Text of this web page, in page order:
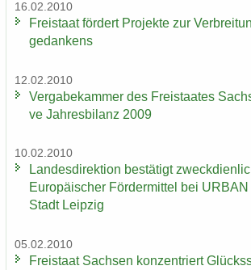
16.02.2010
Frei­staat för­dert Pro­jek­te zur
ge­dan­kens
12.02.2010
Ver­ga­be­kam­mer des Frei­staa­tes
ve Jah­res­bi­lanz 2009
10.02.2010
Lan­des­di­rek­ti­on be­stä­tigt
Eu­ro­päi­scher För­der­mit­tel bei
Stadt Leip­zig
05.02.2010
Frei­staat Sach­sen kon­zen­triert